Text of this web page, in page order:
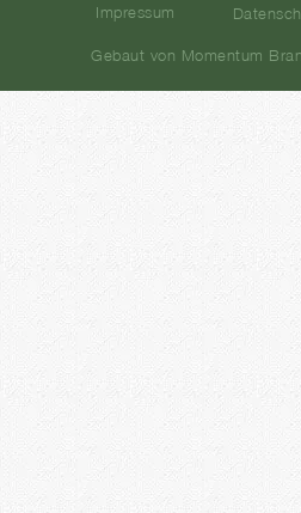
Impressum
Gebaut von Momentum